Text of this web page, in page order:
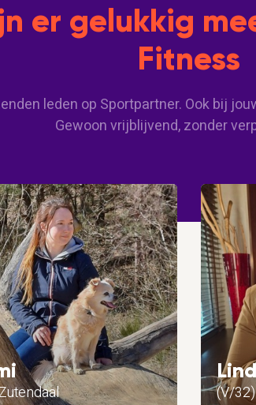
er gelukkig
Fitness
leden op Sportpartner. Ook bij
Gewoon vrijblijvend, zonder
(V/